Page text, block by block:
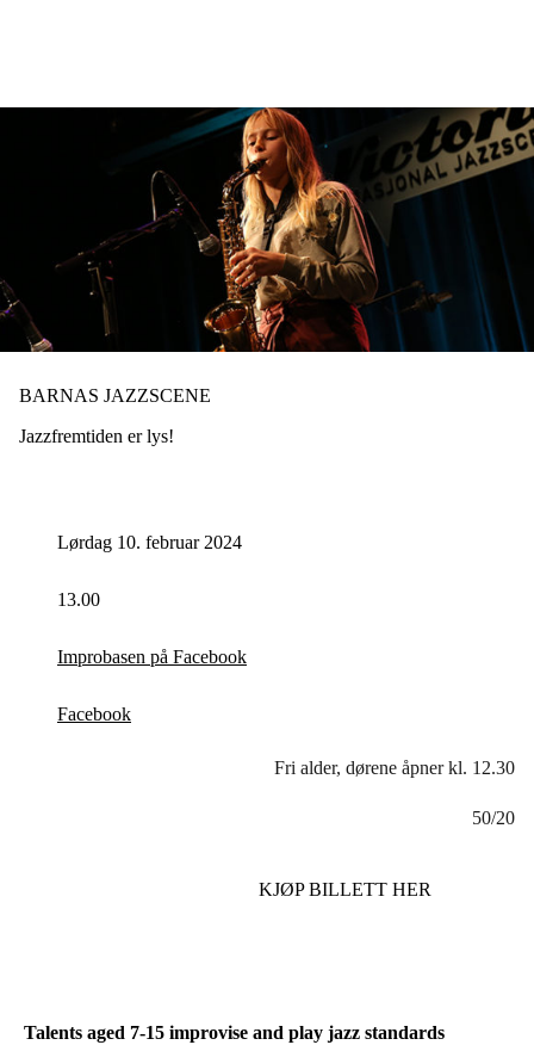
BARNAS JAZZSCENE
Jazzfremtiden er lys!
Lørdag 10. februar 2024
13.00
Improbasen på Facebook
Facebook
Fri alder, dørene åpner kl. 12.30
50/20
KJØP BILLETT HER
Talents aged 7-15 improvise and play jazz standards